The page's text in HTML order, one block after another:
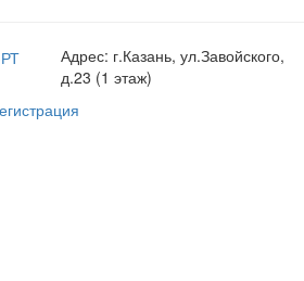
Адрес: г.Казань, ул.Завойского,
д.23 (1 этаж)